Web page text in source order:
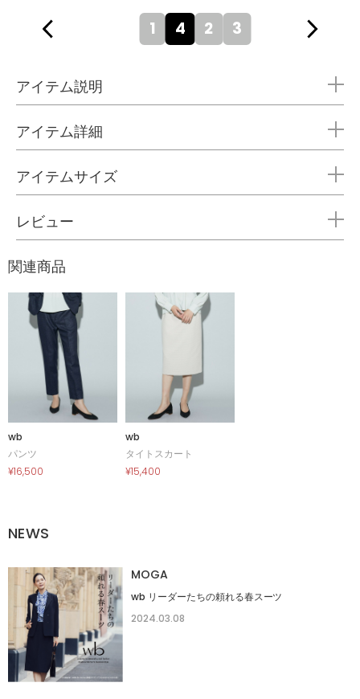
1 4 2 3
アイテム説明
アイテム詳細
アイテムサイズ
レビュー
関連商品
wb
パンツ
¥16,500
wb
タイトスカート
¥15,400
NEWS
MOGA
wb リーダーたちの頼れる春スーツ
2024.03.08